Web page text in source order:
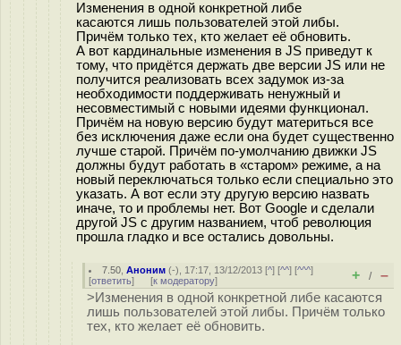
Изменения в одной конкретной либе
касаются лишь пользователей этой либы.
Причём только тех, кто желает её обновить.
А вот кардинальные изменения в JS приведут к
тому, что придётся держать две версии JS или не
получится реализовать всех задумок из-за
необходимости поддерживать ненужный и
несовместимый с новыми идеями функционал.
Причём на новую версию будут материться все
без исключения даже если она будет существенно
лучше старой. Причём по-умолчанию движки JS
должны будут работать в «старом» режиме, а на
новый переключаться только если специально это
указать. А вот если эту другую версию назвать
иначе, то и проблемы нет. Вот Google и сделали
другой JS с другим названием, чтоб революция
прошла гладко и все остались довольны.
7.50 ,Аноним (-), 17:17, 13/12/2013 [^] [^^] [^^^]
[ответить] [к модератору] + / –
>Изменения в одной конкретной либе касаются
лишь пользователей этой либы. Причём только
тех, кто желает её обновить.